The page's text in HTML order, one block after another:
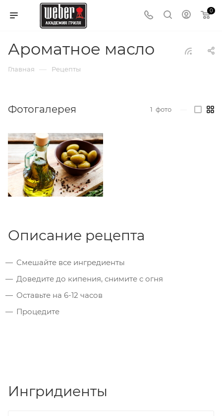
0
Ароматное масло
Главная — Рецепты
Фотогалерея 1 фото
Описание рецепта
Смешайте все ингредиенты
Доведите до кипения, снимите с огня
Оставьте на 6-12 часов
Процедите
Ингридиенты